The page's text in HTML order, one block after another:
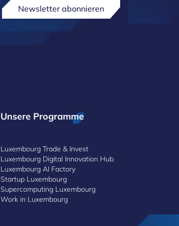
Newsletter abonnieren
Unsere Programme
Luxembourg Trade & Invest
Luxembourg Digital Innovation Hub
Luxembourg AI Factory
Startup Luxembourg
Supercomputing Luxembourg
Work in Luxembourg